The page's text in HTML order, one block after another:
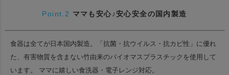
Point.2 ママも安心♪安心安全の国内製造
食器は全てが日本国内製造。
「抗菌・抗ウイルス・抗カビ性」に優れ
た、有害物質を含まない竹由来のバイオマスプラスチックを使用して
います。
ママに嬉しい食洗器・電子レンジ対応。